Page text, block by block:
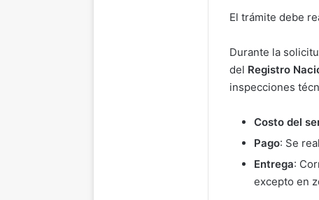
El trámite debe
Durante la
del Registro
inspecciones
Costo del
Pago: Se
Entrega:
excepto en